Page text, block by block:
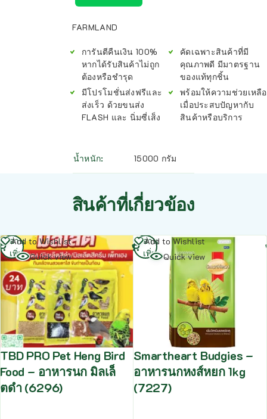
FARMLAND
การันตีคืนเงิน 100%
หากได้รับสินค้าไม่ถูก
ต้องหรือชำรุด
มีโปรโมชั่นส่งฟรีและ
ส่งเร็ว ด้วยขนส่ง
FLASH และ นิ่มซี่เส็ง
คัดเฉพาะสินค้าที่มี
คุณภาพดี มีมาตรฐาน
ของแท้ทุกชิ้น
พร้อมให้ความช่วยเหลือ
เมื่อประสบปัญหากับ
สินค้าหรือบริการ
น้ำหนัก 15000 กรัม
สินค้าที่เกี่ยวข้อง
Add to Wishlist
Quick view
TBD PRO Pet Heng Bird
Food – อาหารนก มิลเล็
ตดำ (6296)
อ่าน
เพิ่ม
Add to Wishlist
Quick view
Smartheart Budgies –
อาหารนกหงส์หยก 1kg
(7227)
อ่าน
เพิ่ม